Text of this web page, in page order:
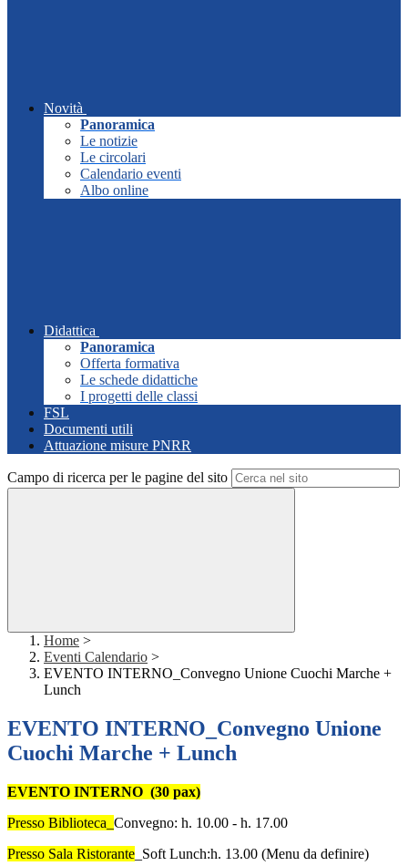
Novità
Panoramica
Le notizie
Le circolari
Calendario eventi
Albo online
Didattica
Panoramica
Offerta formativa
Le schede didattiche
I progetti delle classi
FSL
Documenti utili
Attuazione misure PNRR
Campo di ricerca per le pagine del sito
Home >
Eventi Calendario >
EVENTO INTERNO_Convegno Unione Cuochi Marche +
Lunch
EVENTO INTERNO_Convegno Unione
Cuochi Marche + Lunch
EVENTO INTERNO (30 pax)
Presso Biblioteca_ Convegno: h. 10.00 - h. 17.00
Presso Sala Ristorante _Soft Lunch:h. 13.00 (Menu da definire)